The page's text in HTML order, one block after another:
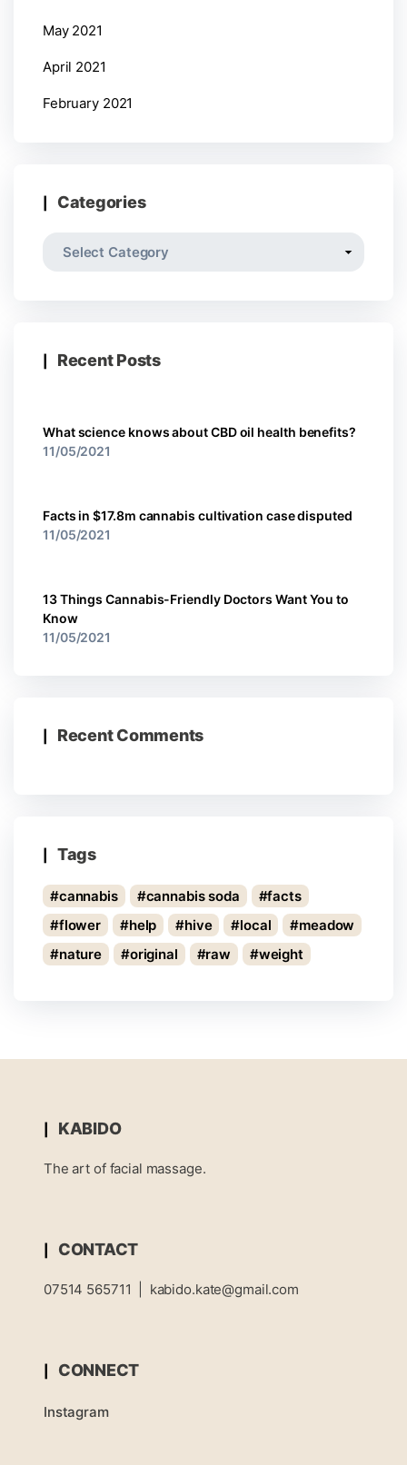
May 2021
April 2021
February 2021
Categories
Recent Posts
What science knows about CBD oil health benefits?
11/05/2021
Facts in $17.8m cannabis cultivation case disputed
11/05/2021
13 Things Cannabis-Friendly Doctors Want You to
Know
11/05/2021
Recent Comments
Tags
cannabis cannabis soda
facts
flower
help hive local
meadow
nature
original raw weight
KABIDO
The art of facial massage.
CONTACT
07514 565711 kabido.kate@gmail.com
CONNECT
Instagram